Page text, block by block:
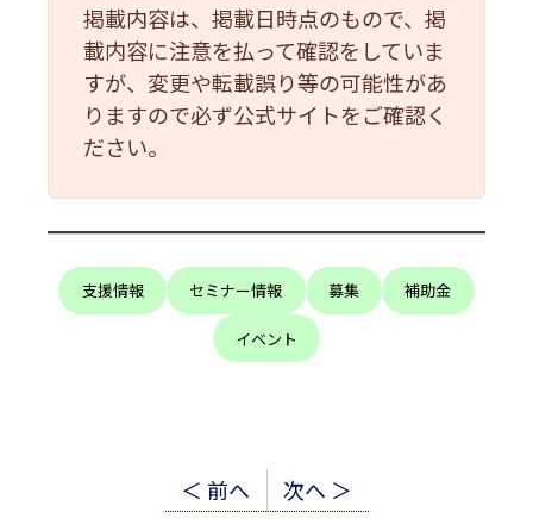
掲載内容は、掲載日時点のもので、掲
載内容に注意を払って確認をしていま
すが、変更や転載誤り等の可能性があ
りますので必ず公式サイトをご確認く
ださい。
支援情報 セミナー情報 募集 補助金
イベント
＜ 前へ 次へ ＞